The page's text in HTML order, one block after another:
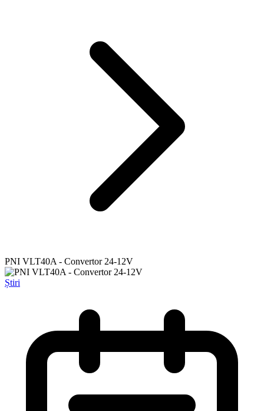
PNI VLT40A - Convertor 24-12V
Știri